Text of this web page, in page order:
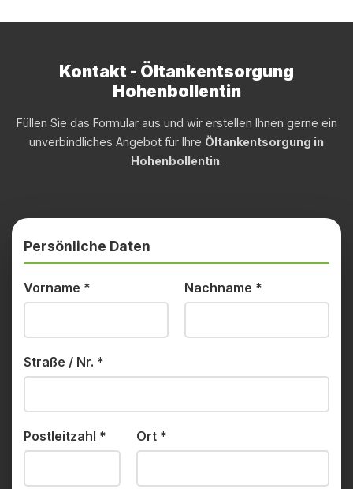
Kontakt - Öltankentsorgung
Hohenbollentin
Füllen Sie das Formular aus und wir erstellen Ihnen gerne ein
unverbindliches Angebot für Ihre Öltankentsorgung in
Hohenbollentin.
Persönliche Daten
Vorname * Nachname *
Straße / Nr. *
Postleitzahl * Ort *